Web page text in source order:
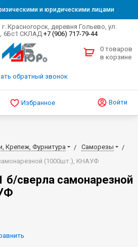
и юридическими лицами
Красногорск, деревня Гольево, ул.
6Бс1 СКЛАД +7 (906) 717-79-44
обратный звонок
0 товаров
в корзине
Избранное Войти
Крепеж, Фурнитура
Саморезы
(1000шт.), КНАУФ
б/сверла самонарезной